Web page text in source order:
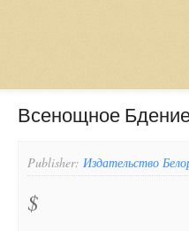
Всенощное
Publisher: Издательство
$